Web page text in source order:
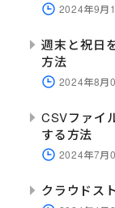
2024年9月
週末と祝日
方法
2024年8月
CSVファイ
する方法
2024年7月
クラウドス